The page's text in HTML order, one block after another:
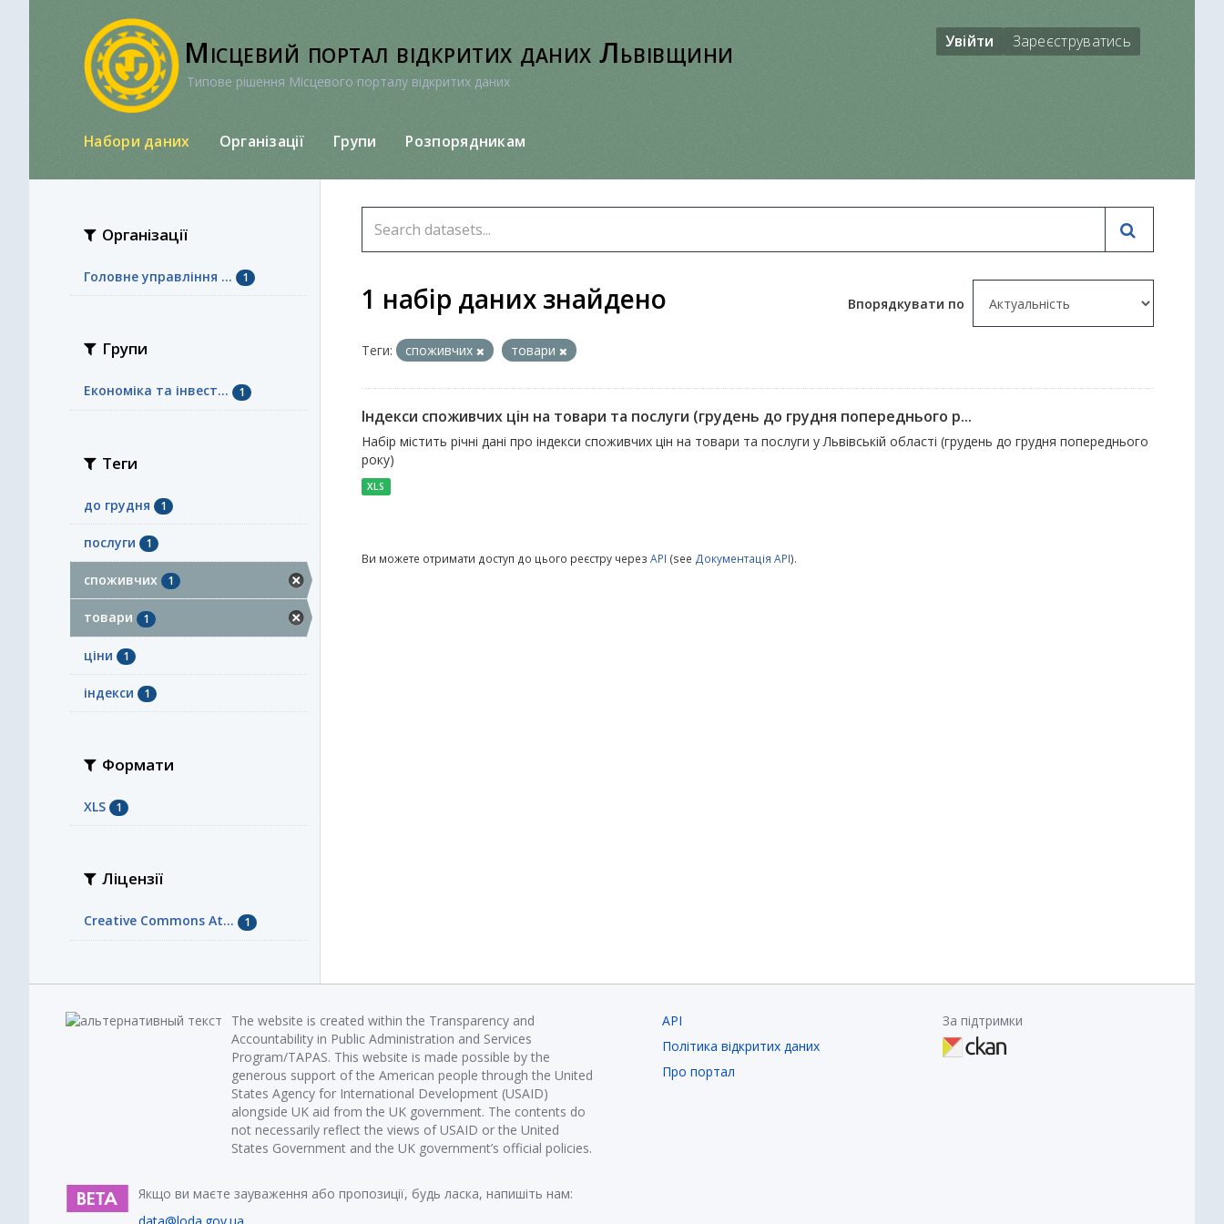
Місцевий портал відкритих даних Львівщини
Типове рішення Місцевого порталу відкритих даних
Увійти Зареєструватись
Набори даних Організації Групи Розпорядникам
Організації
Головне управління ... 1
Групи
Економіка та інвест... 1
Теги
до грудня 1
послуги 1
споживчих 1
товари 1
ціни 1
індекси 1
Формати
XLS 1
Ліцензії
Creative Commons At... 1
Впорядкувати по
1 набір даних знайдено
Теги: споживчих товари
Індекси споживчих цін на товари та послуги (грудень до грудня попереднього р...
Набір містить річні дані про індекси споживчих цін на товари та послуги у Львівській області (грудень до грудня попереднього
року)
XLS
Ви можете отримати доступ до цього реєстру через API (see Документація API).
The website is created within the Transparency and
Accountability in Public Administration and Services
Program/TAPAS. This website is made possible by the
generous support of the American people through the United
States Agency for International Development (USAID)
alongside UK aid from the UK government. The contents do
not necessarily reflect the views of USAID or the United
States Government and the UK government’s official policies.
Якщо ви маєте зауваження або пропозиції, будь ласка, напишіть нам:
data@loda.gov.ua
API
Політика відкритих даних
Про портал
За підтримки